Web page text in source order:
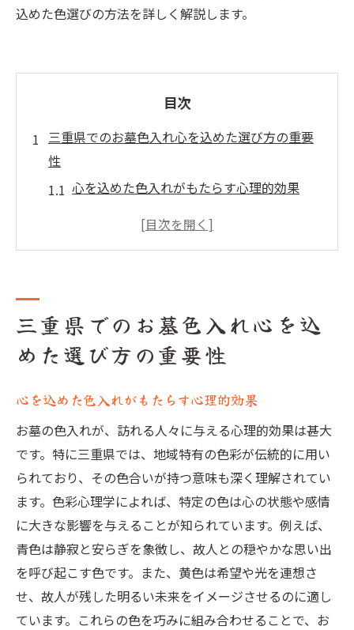
込めた色選びの方法を詳しく解説します。
目次
三重県でのお墓色入れ心を込めた選び方の重要
性
心を込めた色入れがもたらす心理的効果
選び方で変わるお墓の印象と故人への想い
プロが教える心を込めた色入れのコツ
お墓色入れにおける三重県の文化と伝統の役割
伝統を活かした色選びの重要性
地域行事とお墓色入れの関係
歴史が育んだ三重県の色入れ文化
文化的背景に基づく色選びの実践
地域住民の声を反映した色入れ方法
気候と環境に配慮した三重県の最適なお墓色入
れ
気候に適した色入れ材料の選び方
環境に配慮した色入れ技法の紹介
三重県でのお墓色入れ心を込
めた選び方の重要性
心を込めた色入れがもたらす心理的効果
お墓の色入れが、訪れる人々に与える心理的効果は甚大
です。特に三重県では、地域特有の色彩が伝統的に用い
られており、その色合いが持つ意味も深く理解されてい
ます。色彩心理学によれば、特定の色は心の状態や感情
に大きな影響を与えることが知られています。例えば、
青色は静寂と安らぎを象徴し、故人との穏やかな思い出
を呼び起こす色です。また、黄色は希望や光を連想さ
せ、故人が残した明るい未来をイメージさせるのに適し
ています。これらの色を巧みに組み合わせることで、お